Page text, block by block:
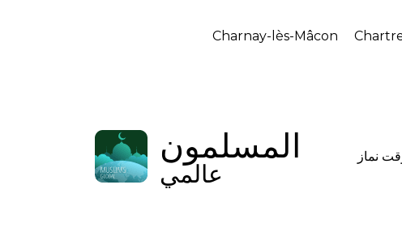
Charnay-lès-Mâcon
المسلمون
عالمي نماز